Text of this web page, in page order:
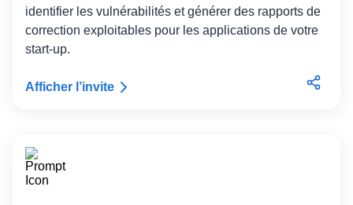
identifier les vulnérabilités et générer des rapports de
correction exploitables pour les applications de votre
start-up.
Afficher l’invite